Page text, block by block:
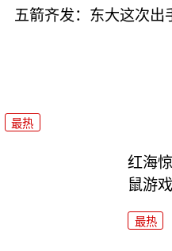
五箭齐发：东大这次出
最热
红海
鼠游
最热